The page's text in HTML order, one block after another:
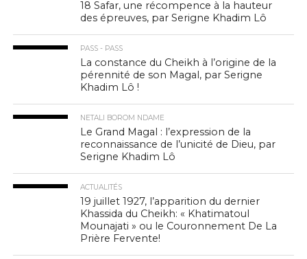
18 Safar, une récompence à la hauteur
des épreuves, par Serigne Khadim Lô
PASS - PASS
La constance du Cheikh à l’origine de la
pérennité de son Magal, par Serigne
Khadim Lô !
NETALI BOROM NDAME
Le Grand Magal : l’expression de la
reconnaissance de l’unicité de Dieu, par
Serigne Khadim Lô
ACTUALITÉS
19 juillet 1927, l’apparition du dernier
Khassida du Cheikh: « Khatimatoul
Mounajati » ou le Couronnement De La
Prière Fervente!